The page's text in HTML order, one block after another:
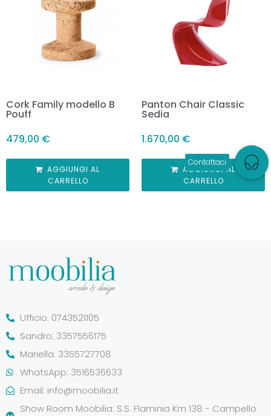
Cork Family modello B
Pouff
479,00 €
AGGIUNGI AL
CARRELLO
Panton Chair Classic
Sedia
1.670,00 €
AGGIUNGI AL
CARRELLO
Ufficio: 0743521105
Sandro: 3357556175
Mariella: 3355727708
WhatsApp: 3516536633
Email: info@moobilia.it
Show Room Moobilia: S.S. Flaminia Km 138 - Campello